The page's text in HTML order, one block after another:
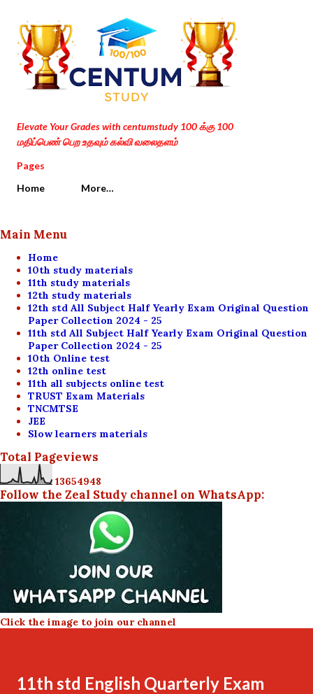
Skip to main content
Elevate Your Grades with centumstudy 100 க்கு 100
மதிப்பெண் பெற உதவும் கல்வி வலைதளம்
Pages
Home
More…
Main Menu
Home
10th study materials
11th study materials
12th study materials
12th std All Subject Half Yearly Exam Original Question
Paper Collection 2024 - 25
11th std All Subject Half Yearly Exam Original Question
Paper Collection 2024 - 25
10th Online test
12th online test
11th all subjects online test
TRUST Exam Materials
TNCMTSE
JEE
Slow learners materials
Total Pageviews
13654948
Follow the Zeal Study channel on WhatsApp:
Click the image to join our channel
11th std English Quarterly Exam